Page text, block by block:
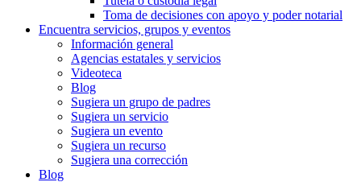
Toma de decisiones con apoyo y poder notarial
Encuentra servicios, grupos y eventos
Información general
Agencias estatales y servicios
Videoteca
Blog
Sugiera un grupo de padres
Sugiera un servicio
Sugiera un evento
Sugiera un recurso
Sugiera una corrección
Blog